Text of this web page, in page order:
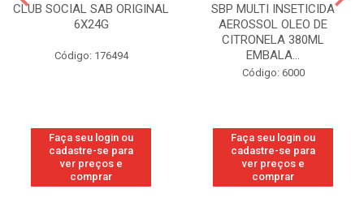
CLUB SOCIAL SAB ORIGINAL
6X24G
Código: 176494
Faça seu login ou
cadastre-se para
ver preços e
comprar
SBP MULTI INSETICIDA
AEROSSOL OLEO DE
CITRONELA 380ML
EMBALA...
Código: 6000
Faça seu login ou
cadastre-se para
ver preços e
comprar